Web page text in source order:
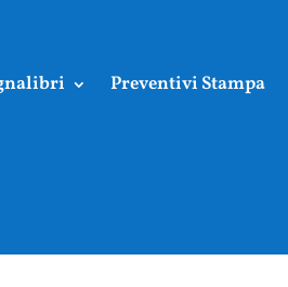
Preventivi Stampa